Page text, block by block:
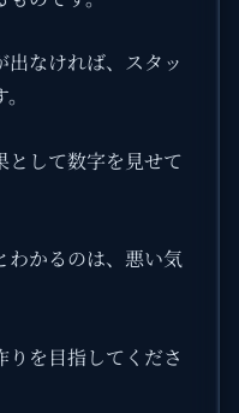
なければ、スタッ
として数字を見せて
わかるのは、悪い気
を目指してくださ